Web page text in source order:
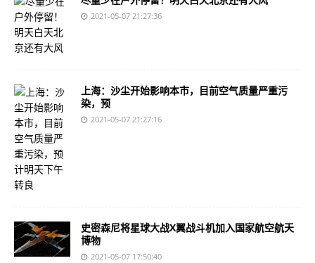
2021-05-07 21:27:36
上海：沙尘开始影响本市，目前空气质量严重污
染，预
2021-05-07 21:27:16
史密森尼将星球大战X翼战斗机加入国家航空航天
博物
2021-05-07 17:50:40